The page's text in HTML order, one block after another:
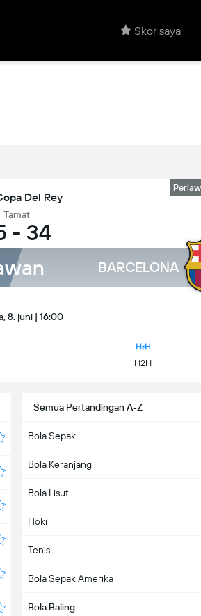
Skor saya
Del Rey
Tamat
- 34
BARCELONA
8. juni | 16:00
H2H
Semua Pertandingan A-Z
Bola Sepak
Bola Keranjang
Bola Lisut
Hoki
Tenis
Bola Sepak Amerika
Bola Baling